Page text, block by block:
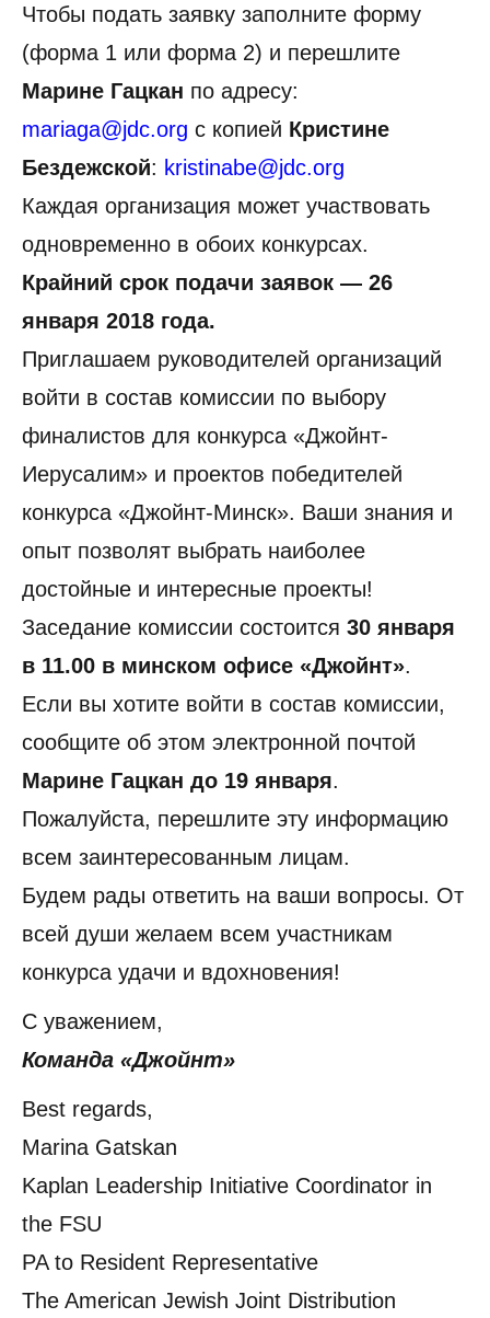
Чтобы подать заявку заполните форму
(форма 1 или форма 2) и перешлите
Марине Гацкан по адресу:
mariaga@jdc.org с копией Кристине
Бездежской: kristinabe@jdc.org
Каждая организация может участвовать
одновременно в обоих конкурсах.
Крайний срок подачи заявок — 26
января 2018 года.
Приглашаем руководителей организаций
войти в состав комиссии по выбору
финалистов для конкурса «Джойнт-
Иерусалим» и проектов победителей
конкурса «Джойнт-Минск». Ваши знания и
опыт позволят выбрать наиболее
достойные и интересные проекты!
Заседание комиссии состоится 30 января
в 11.00 в минском офисе «Джойнт».
Если вы хотите войти в состав комиссии,
сообщите об этом электронной почтой
Марине Гацкан до 19 января.
Пожалуйста, перешлите эту информацию
всем заинтересованным лицам.
Будем рады ответить на ваши вопросы. От
всей души желаем всем участникам
конкурса удачи и вдохновения!
С уважением,
Команда «Джойнт»
Best regards,
Marina Gatskan
Kaplan Leadership Initiative Coordinator in
the FSU
PA to Resident Representative
The American Jewish Joint Distribution